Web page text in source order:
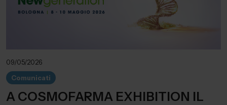
09/05/2026
Comunicati
A COSMOFARMA EXHIBITION IL